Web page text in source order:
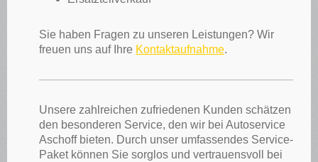
Sie haben Fragen zu unseren Leistungen? Wir
freuen uns auf Ihre Kontaktaufnahme.
Unsere zahlreichen zufriedenen Kunden schätzen
den besonderen Service, den wir bei Autoservice
Aschoff bieten. Durch unser umfassendes Service-
Paket können Sie sorglos und vertrauensvoll bei